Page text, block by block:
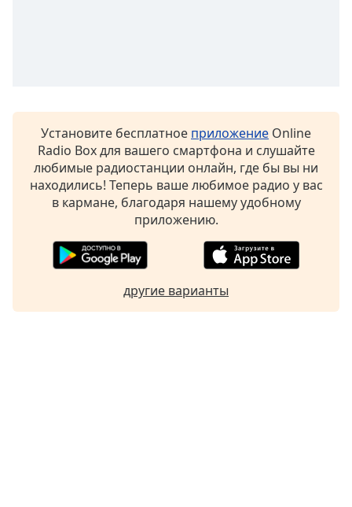
Установите бесплатное приложение Online
Radio Box для вашего смартфона и слушайте
любимые радиостанции онлайн, где бы вы ни
находились! Теперь ваше любимое радио у вас
в кармане, благодаря нашему удобному
приложению.
другие варианты